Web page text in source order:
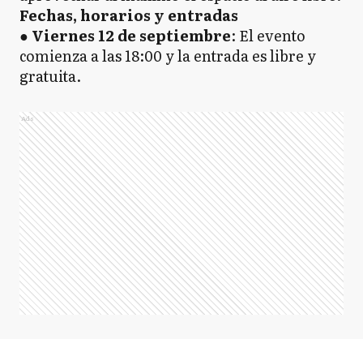
Fechas, horarios y entradas
● Viernes 12 de septiembre: El evento
comienza a las 18:00 y la entrada es libre y
gratuita.
Ads